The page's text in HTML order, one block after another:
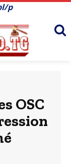
p
OSC